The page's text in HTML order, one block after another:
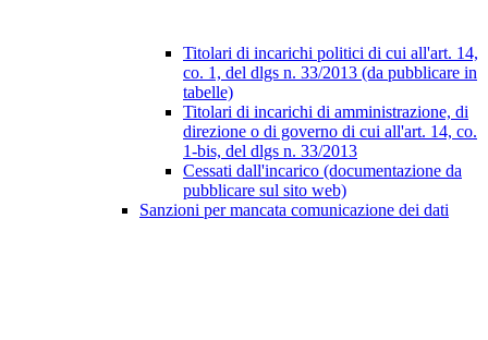
Titolari di incarichi politici di cui all'art. 14,
co. 1, del dlgs n. 33/2013 (da pubblicare in
tabelle)
Titolari di incarichi di amministrazione, di
direzione o di governo di cui all'art. 14, co.
1-bis, del dlgs n. 33/2013
Cessati dall'incarico (documentazione da
pubblicare sul sito web)
Sanzioni per mancata comunicazione dei dati